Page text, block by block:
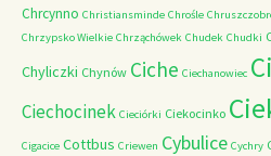
Chrcynno Christiansminde Chrośle
Chrzypsko Wielkie Chrząchówek Chudek Chudki
Chyliczki Chynów Ciche Ciechanowiec
Ciechocinek Cieciórki Ciekocinko
Cigacice Cottbus Criewen Cybulice Cychry